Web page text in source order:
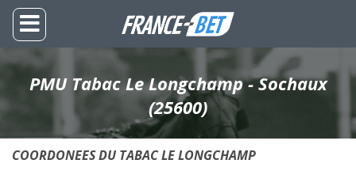
PMU Tabac Le Longchamp - Sochaux
(25600)
COORDONEES DU TABAC LE LONGCHAMP